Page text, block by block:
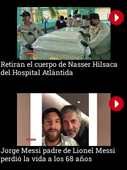
Retiran el cuerpo de Nasser Hilsaca
del Hospital Atlántida
Jorge Messi padre de Lionel Messi
perdió la vida a los 68 años